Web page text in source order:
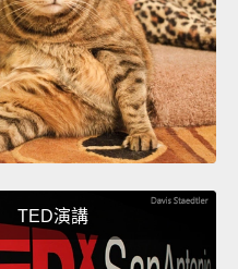
TED演講